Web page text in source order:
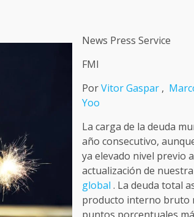
News Press Service
FMI
PorVitor Gaspar,
Yoo
La carga de la deuda
año consecutivo,
ya elevado nivel previo
actualización de nuestra
global . La deuda total
producto interno bruto